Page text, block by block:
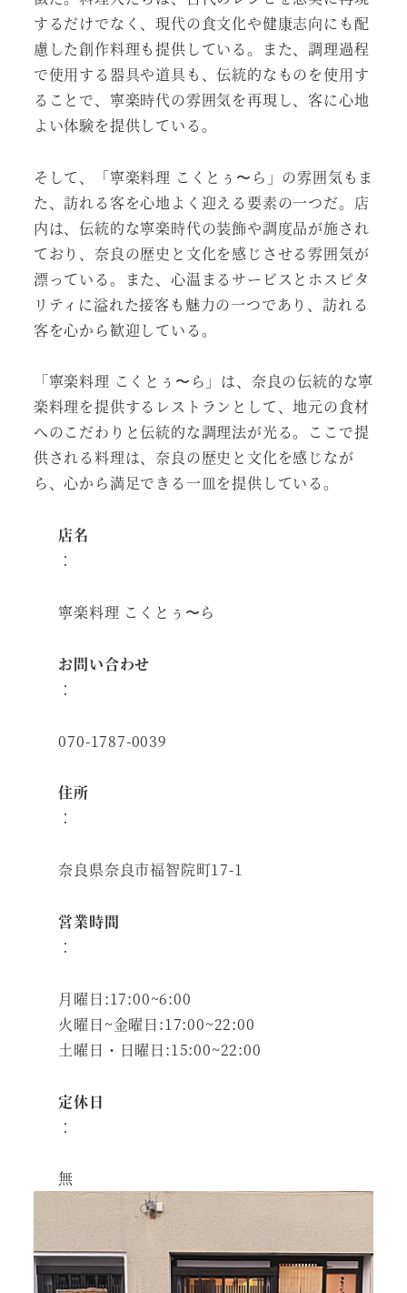
するだけでなく、現代の食文化や健康志向にも配
慮した創作料理も提供している。また、調理過程
で使用する器具や道具も、伝統的なものを使用す
ることで、寧楽時代の雰囲気を再現し、客に心地
よい体験を提供している。
そして、「寧楽料理 こくとぅ〜ら」の雰囲気もま
た、訪れる客を心地よく迎える要素の一つだ。店
内は、伝統的な寧楽時代の装飾や調度品が施され
ており、奈良の歴史と文化を感じさせる雰囲気が
漂っている。また、心温まるサービスとホスピタ
リティに溢れた接客も魅力の一つであり、訪れる
客を心から歓迎している。
「寧楽料理 こくとぅ〜ら」は、奈良の伝統的な寧
楽料理を提供するレストランとして、地元の食材
へのこだわりと伝統的な調理法が光る。ここで提
供される料理は、奈良の歴史と文化を感じなが
ら、心から満足できる一皿を提供している。
店名
：
寧楽料理 こくとぅ〜ら
お問い合わせ
：
070-1787-0039
住所
：
奈良県奈良市福智院町17-1
営業時間
：
月曜日:17:00~6:00
火曜日~金曜日:17:00~22:00
土曜日・日曜日:15:00~22:00
定休日
：
無